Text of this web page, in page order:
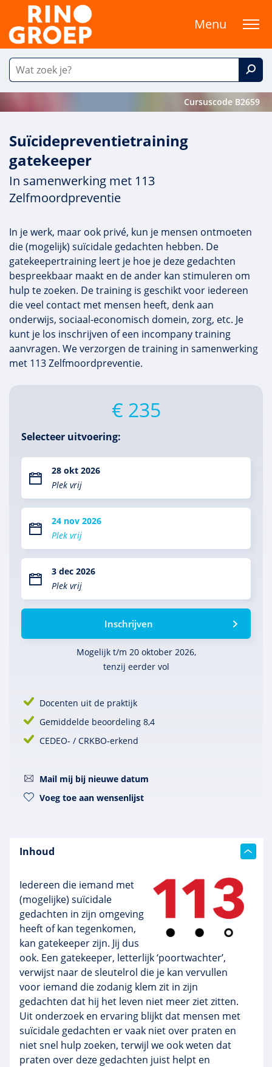
Menu
Cursuscode B2659
Suïcidepreventietraining
gatekeeper
In samenwerking met 113
Zelfmoordpreventie
In je werk, maar ook privé, kun je mensen ontmoeten
die (mogelijk) suïcidale gedachten hebben. De
gatekeepertraining leert je hoe je deze gedachten
bespreekbaar maakt en de ander kan stimuleren om
hulp te zoeken. De training is geschikt voor iedereen
die veel contact met mensen heeft, denk aan
onderwijs, sociaal-economisch domein, zorg, etc. Je
kunt je los inschrijven of een incompany training
aanvragen. We verzorgen de training in samenwerking
met 113 Zelfmoordpreventie.
€ 235
Selecteer uitvoering:
28 okt 2026
Plek vrij
24 nov 2026
Plek vrij
3 dec 2026
Plek vrij
Inschrijven
Mogelijk t/m 20 oktober 2026,
tenzij eerder vol
Docenten uit de praktijk
Gemiddelde beoordeling 8,4
CEDEO- / CRKBO-erkend
Mail mij bij nieuwe datum
Voeg toe aan wensenlijst
Inhoud
Iedereen die iemand met
(mogelijke) suïcidale
gedachten in zijn omgeving
heeft of kan tegenkomen,
kan gatekeeper zijn. Jij dus
ook. Een gatekeeper, letterlijk ‘poortwachter’,
verwijst naar de sleutelrol die je kan vervullen
voor iemand die zodanig klem zit in zijn
gedachten dat hij het leven niet meer ziet zitten.
Uit onderzoek en ervaring blijkt dat mensen met
suïcidale gedachten er vaak niet over praten en
niet snel hulp zoeken, terwijl we ook weten dat
praten over deze gedachten juist helpt en